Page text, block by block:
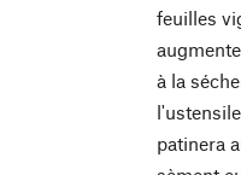
feuilles
à la
patinera